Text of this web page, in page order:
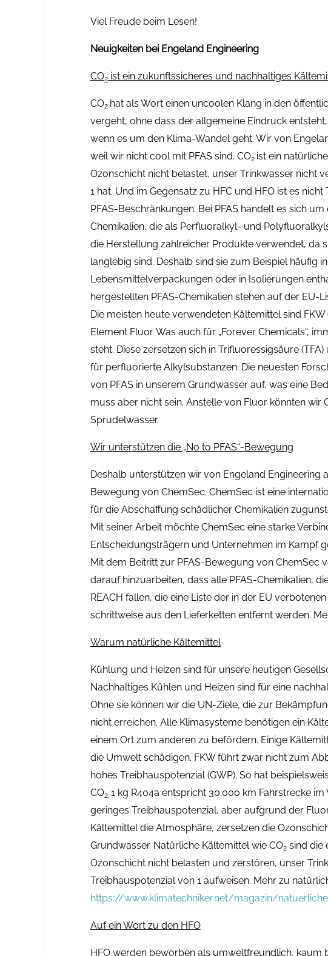
Viel Freude beim Lesen!
Neuigkeiten bei Engeland Engineering
CO2ist ein zukunftssicheres und nachhaltiges
CO2 hat als Wort einen uncoolen Klang in den
vergeht, ohne dass der allgemeine Eindruck
wenn es um den Klima-Wandel geht. Wir von
weil wir nicht cool mit PFAS sind. CO2 ist ein
Ozonschicht nicht belastet, unser Trinkwasser nicht
1 hat. Und im Gegensatz zu HFC und HFO ist es
PFAS-Beschränkungen. Bei PFAS handelt es sich
Chemikalien, die als Perfluoralkyl- und
die Herstellung zahlreicher Produkte verwendet, da
langlebig sind. Deshalb sind sie zum Beispiel häufig
Lebensmittelverpackungen oder in Isolierungen
hergestellten PFAS-Chemikalien stehen auf der EU-
Die meisten heute verwendeten Kältemittel sind
Element Fluor. Was auch für „Forever Chemicals“,
steht. Diese zersetzen sich in Trifluoressigsäure
für perfluorierte Alkylsubstanzen. Die neuesten
von PFAS in unserem Grundwasser auf, was eine
muss aber nicht sein. Anstelle von Fluor könnten wir
Sprudelwasser.
Wir unterstützen die „No to PFAS“-Bewegung
Deshalb unterstützen wir von Engeland Engineering
Bewegung von ChemSec. ChemSec ist eine
für die Abschaffung schädlicher Chemikalien
Mit seiner Arbeit möchte ChemSec eine starke
Entscheidungsträgern und Unternehmen im Kampf
Mit dem Beitritt zur PFAS-Bewegung von ChemSec
darauf hinzuarbeiten, dass alle PFAS-Chemikalien,
REACH fallen, die eine Liste der in der EU
schrittweise aus den Lieferketten entfernt werden.
Warum natürliche Kältemittel
Kühlung und Heizen sind für unsere heutigen
Nachhaltiges Kühlen und Heizen sind für eine
Ohne sie können wir die UN-Ziele, die zur
nicht erreichen. Alle Klimasysteme benötigen ein
einem Ort zum anderen zu befördern. Einige
die Umwelt schädigen. FKW führt zwar nicht zum
hohes Treibhauspotenzial (GWP). So hat
CO2. 1 kg R404a entspricht 30.000 km Fahrstrecke im
geringes Treibhauspotenzial, aber aufgrund der
Kältemittel die Atmosphäre, zersetzen die
Grundwasser. Natürliche Kältemittel wie CO2sind die
Ozonschicht nicht belasten und zerstören, unser
Treibhauspotenzial von 1 aufweisen. Mehr zu
https://www.klimatechniker.net/magazin/
Auf ein Wort zu den HFO
HFO werden beworben als umweltfreundlich, kaum